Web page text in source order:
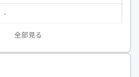
-
8.3インチ
全部見る